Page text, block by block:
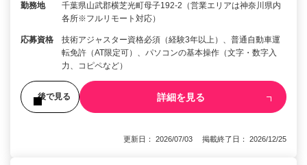
勤務地
千葉県山武郡横芝光町母子192-2（営業エリアは神奈川県内
各所※フルリモート対応）
応募資格
技術アジャスター資格必須（経験3年以上）、普通自動車運
転免許（AT限定可）、パソコンの基本操作（文字・数字入
力、コピペなど）
後で見る 詳細を見る
更新日： 2026/07/03 掲載終了日： 2026/12/25